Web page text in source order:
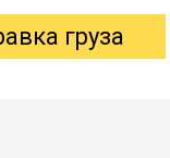
груза